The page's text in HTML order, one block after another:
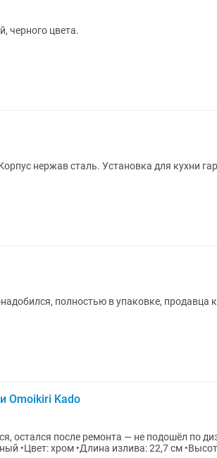
черного цвета.
нержав сталь. Установка для кухни
полностью в упаковке, продавца
Omoikiri Kado
остался после ремонта — не подошёл по
•Цвет: хром •Длина излива: 22,7 см